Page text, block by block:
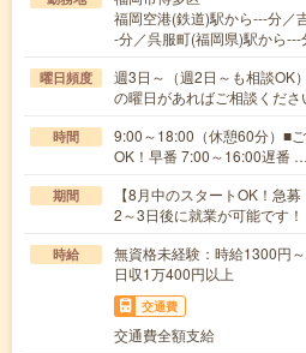
福岡空港(鉄道)駅から---分／
-分／呉服町(福岡県)駅から
曜日頻度
週3日～（週2日～も相談OK
の曜日があればご相談くださ
時間
9:00～18:00（休憩60分）■
OK！早番 7:00～16:00遅番 …
期間
【8月中のスタートOK！急
2～3日後に就業が可能です！
時給
無資格未経験：時給1300
日収1万400円以上
交通費
交通費全額支給